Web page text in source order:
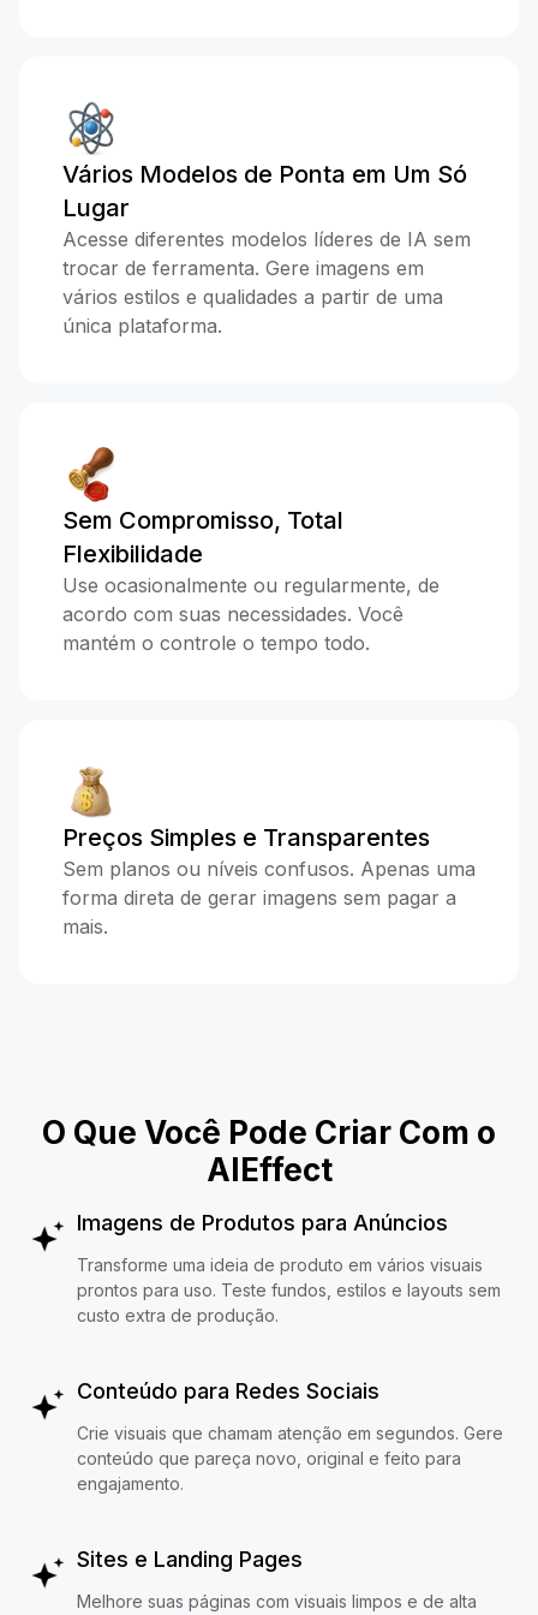
Vários Modelos de Ponta em Um Só
Lugar
Acesse diferentes modelos líderes de IA sem
trocar de ferramenta. Gere imagens em
vários estilos e qualidades a partir de uma
única plataforma.
Sem Compromisso, Total
Flexibilidade
Use ocasionalmente ou regularmente, de
acordo com suas necessidades. Você
mantém o controle o tempo todo.
Preços Simples e Transparentes
Sem planos ou níveis confusos. Apenas uma
forma direta de gerar imagens sem pagar a
mais.
O Que Você Pode Criar Com o
AIEffect
Imagens de Produtos para Anúncios
Transforme uma ideia de produto em vários visuais
prontos para uso. Teste fundos, estilos e layouts sem
custo extra de produção.
Conteúdo para Redes Sociais
Crie visuais que chamam atenção em segundos. Gere
conteúdo que pareça novo, original e feito para
engajamento.
Sites e Landing Pages
Melhore suas páginas com visuais limpos e de alta